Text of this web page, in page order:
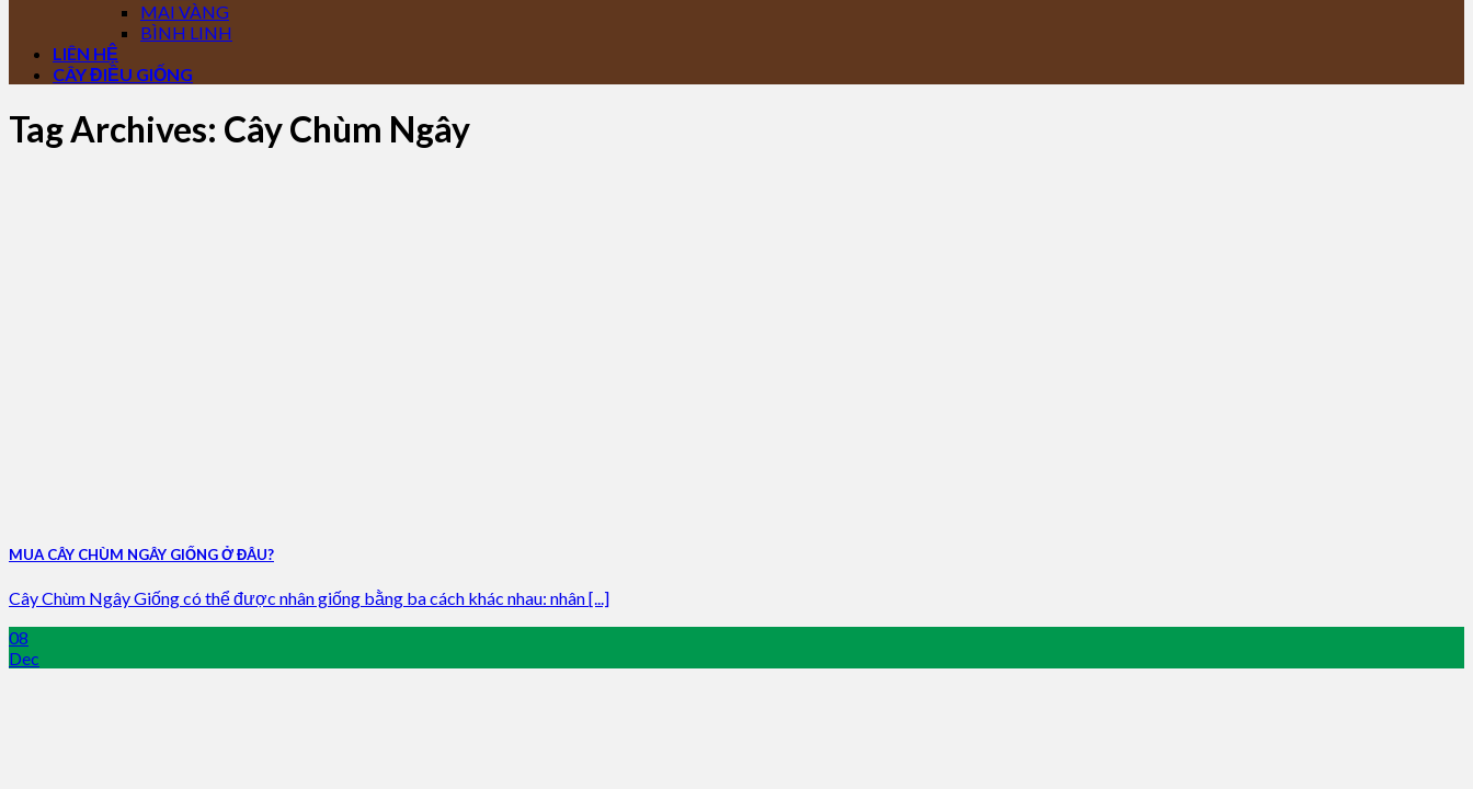
MAI VÀNG
BÌNH LINH
LIÊN HỆ
CÂY ĐIỀU GIỐNG
Tag Archives: Cây Chùm Ngây
MUA CÂY CHÙM NGÂY GIỐNG Ở ĐÂU?
Cây Chùm Ngây Giống có thể được nhân giống bằng ba cách khác nhau: nhân [...]
08
Dec